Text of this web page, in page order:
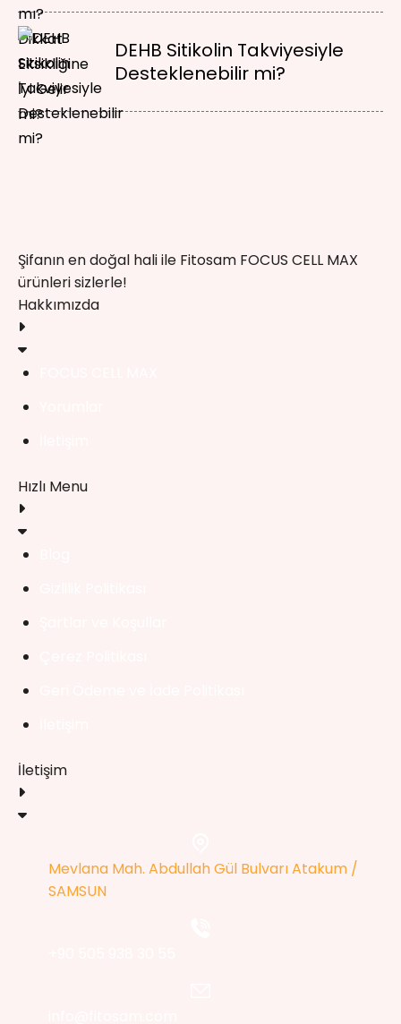
DEHB Sitikolin Takviyesiyle
Desteklenebilir mi?
Şifanın en doğal hali ile Fitosam FOCUS CELL MAX
ürünleri sizlerle!
Hakkımızda
Hızlı Menu
İletişim
Mevlana Mah. Abdullah Gül Bulvarı Atakum /
SAMSUN